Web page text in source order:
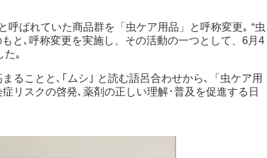
呼ばれていた商品群を「虫ケア用品」と呼称変更｡ “虫
と､呼称変更を実施し、その活動の一つとして、6月4
た｡
ることと､｢ムシ｣ と読む語呂合わせから､「虫ケア用
リスクの啓発､薬剤の正しい理解･普及を促進する日